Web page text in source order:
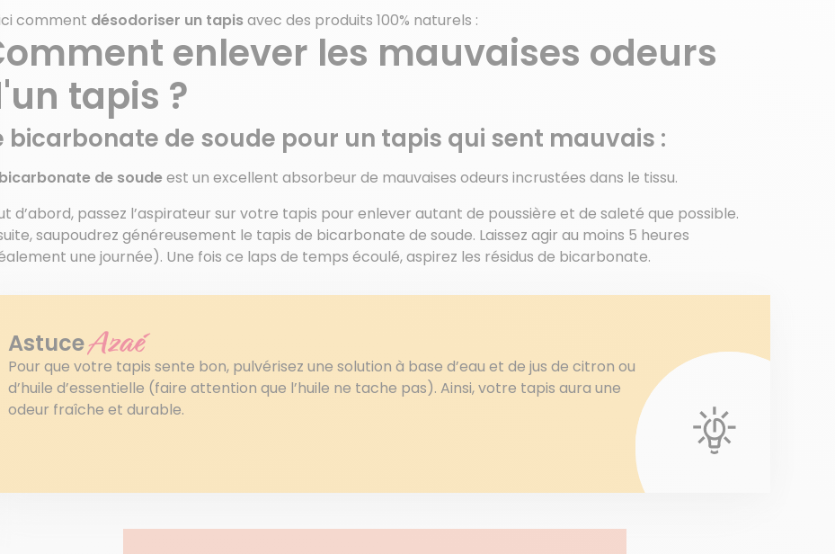
comment désodoriser un tapisavec des produits 100% naturels :
enlever les mauvaises odeurs
tapis ?
bicarbonate de soude pour un tapis qui sent mauvais :
bicarbonate de soudeest un excellent absorbeur de mauvaises odeurs incrustées dans le tissu.
d’abord, passez l’aspirateur sur votre tapis pour enlever autant de poussière et de saleté que possible.
saupoudrez généreusement le tapis de bicarbonate de soude. Laissez agir au moins 5 heures
une journée). Une fois ce laps de temps écoulé, aspirez les résidus de bicarbonate.
AstuceAzaé
Pour que votre tapis sente bon, pulvérisez une solution à base d’eau et de jus de citron ou
d’huile d’essentielle (faire attention que l’huile ne tache pas). Ainsi, votre tapis aura une
odeur fraîche et durable.